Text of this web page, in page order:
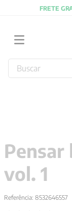
FRETE
Buscar
Pensar
vol. 1
Referência: 8532646557
4º jung
5º byung chul